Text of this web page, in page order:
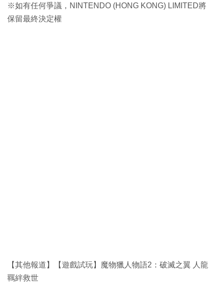
※如有任何爭議，NINTENDO (HONG KONG) LIMITED將
保留最終決定權
【其他報道】【遊戲試玩】魔物獵人物語2：破滅之翼 人龍
羈絆救世